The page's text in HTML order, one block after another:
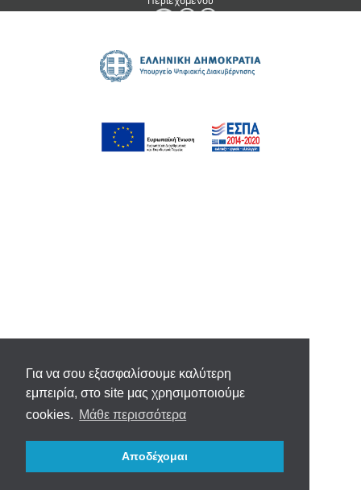
Για να σου εξασφαλίσουμε καλύτερη
εμπειρία, στο site μας χρησιμοποιούμε
cookies. Μάθε περισσότερα
Αποδέχομαι